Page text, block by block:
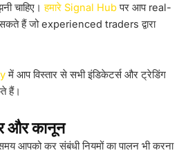
चाहिए।हमारे Signal Hubपर आप real-
हैं जो experienced traders द्वारा
में आप विस्तार से सभी इंडिकेटर्स और ट्रेडिंग
हैं।
और कानून
आपको कर संबंधी नियमों का पालन भी करना